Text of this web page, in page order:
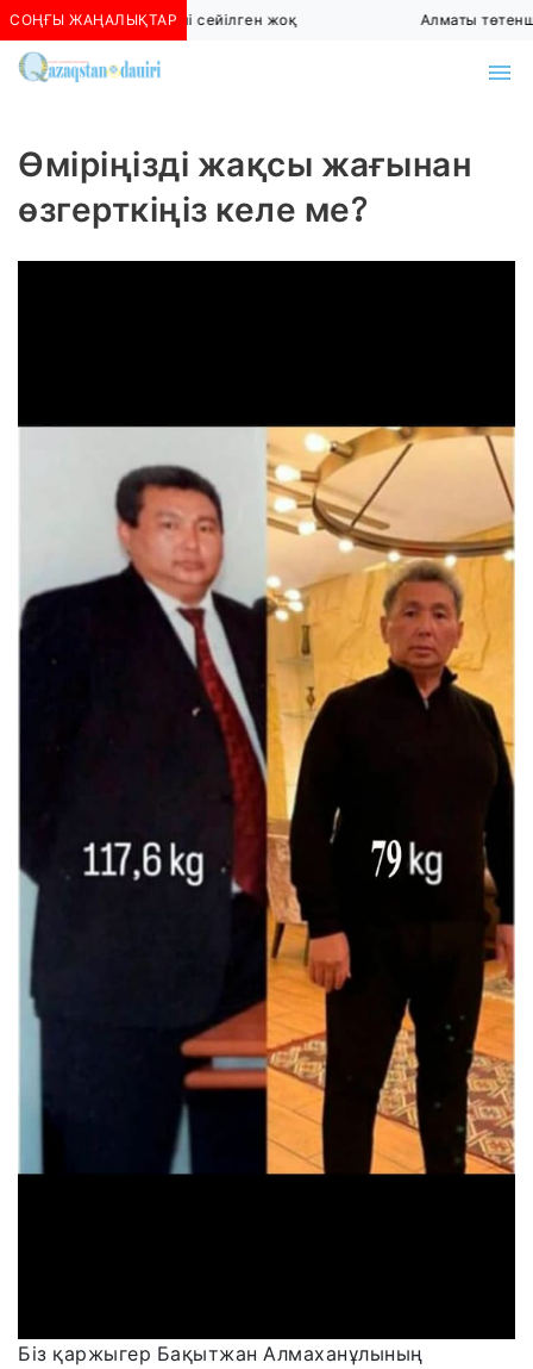
СОҢҒЫ ЖАҢАЛЫҚТАР
көшкін қаупі сейілген жоқ Алматы төтенше
Өміріңізді жақсы жағынан
өзгерткіңіз келе ме?
Біз қаржыгер Бақытжан Алмаханұлының